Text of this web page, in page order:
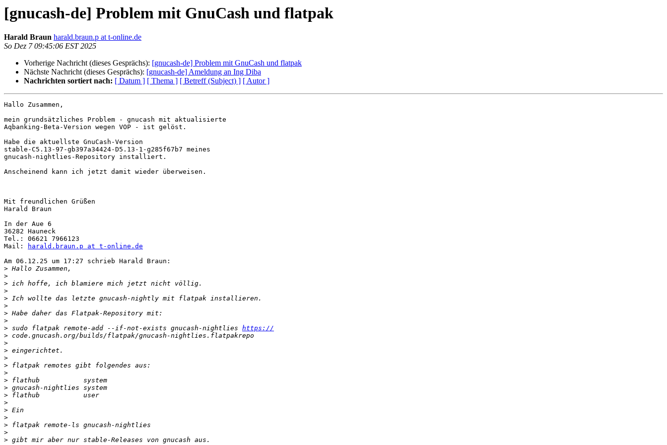
[gnucash-de] Problem mit GnuCash und flatpak
Harald Braun harald.braun.p at t-online.de
So Dez 7 09:45:06 EST 2025
Vorherige Nachricht (dieses Gesprächs): [gnucash-de] Problem mit GnuCash und flatpak
Nächste Nachricht (dieses Gesprächs): [gnucash-de] Ameldung an Ing Diba
Nachrichten sortiert nach: [ Datum ] [ Thema ] [ Betreff (Subject) ] [ Autor ]
Hallo Zusammen,
mein grundsätzliches Problem - gnucash mit aktualisierte
Aqbanking-Beta-Version wegen VOP - ist gelöst.
Habe die aktuellste GnuCash-Version
stable-C5.13-97-gb397a34424-D5.13-1-g285f67b7 meines
gnucash-nightlies-Repository installiert.
Anscheinend kann ich jetzt damit wieder überweisen.
Mit freundlichen Grüßen
Harald Braun
In der Aue 6
36282 Hauneck
Tel.: 06621 7966123
Mail:
harald.braun.p at t-online.de
Am 06.12.25 um 17:27 schrieb Harald Braun:
>
>
>
>
>
>
>
>
> sudo flatpak remote-add --if-not-exists gnucash-nightlies https://
>
>
>
>
>
>
>
>
>
>
>
>
>
>
>